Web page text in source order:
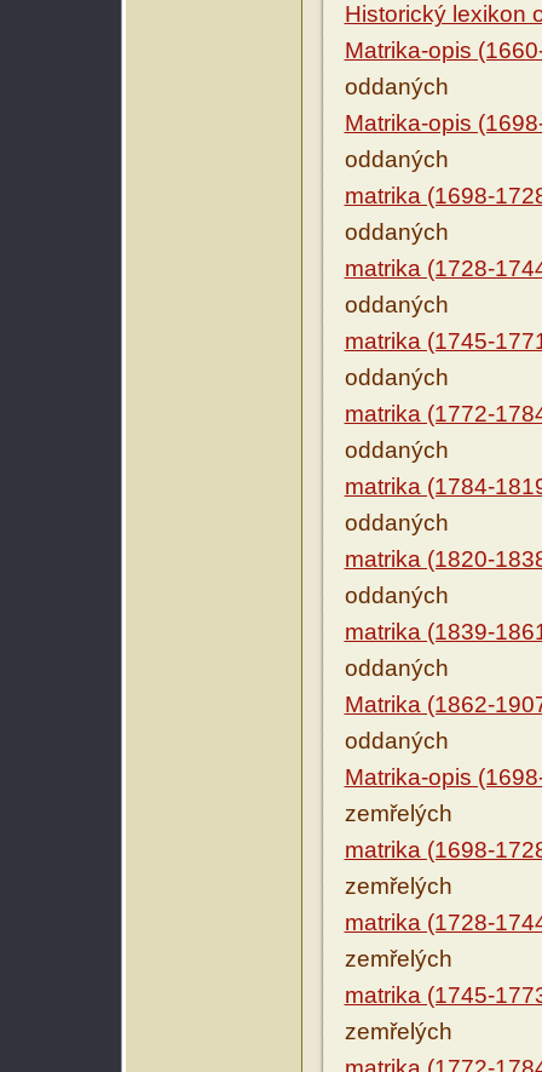
Historický lexikon
Matrika-opis
oddaných
Matrika-opis
oddaných
matrika (1698-
oddaných
matrika (1728-
oddaných
matrika (1745-
oddaných
matrika (1772-
oddaných
matrika (1784-
oddaných
matrika (1820-
oddaných
matrika (1839-
oddaných
Matrika (1862-
oddaných
Matrika-opis
zemřelých
matrika (1698-
zemřelých
matrika (1728-
zemřelých
matrika (1745-
zemřelých